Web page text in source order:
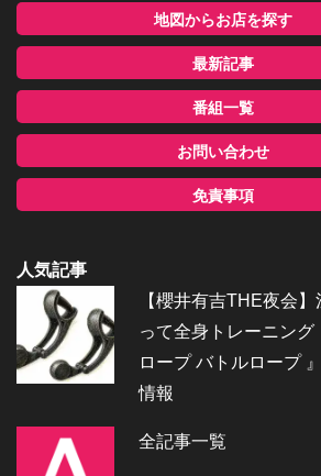
地図からお店を探す
最新記事
番組一覧
お問い合わせ
免責事項
人気記事
【櫻井有吉THE夜会
って全身トレーニン
ロープ バトルロープ
情報
全記事一覧